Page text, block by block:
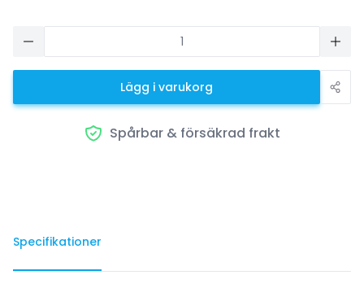
Lägg i varukorg
Spårbar & försäkrad frakt
Specifikationer